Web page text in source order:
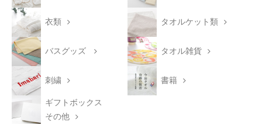
衣類 タオルケット類
バスグッズ タオル雑貨
刺繍 書籍
ギフトボックス
その他